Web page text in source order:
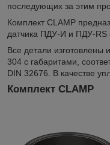
последующих за этим
Комплект CLAMP
датчика ПДУ-И и ПДУ-RS
Все детали
304 с габаритами,
DIN 32676. В качестве
Комплект СLАМР